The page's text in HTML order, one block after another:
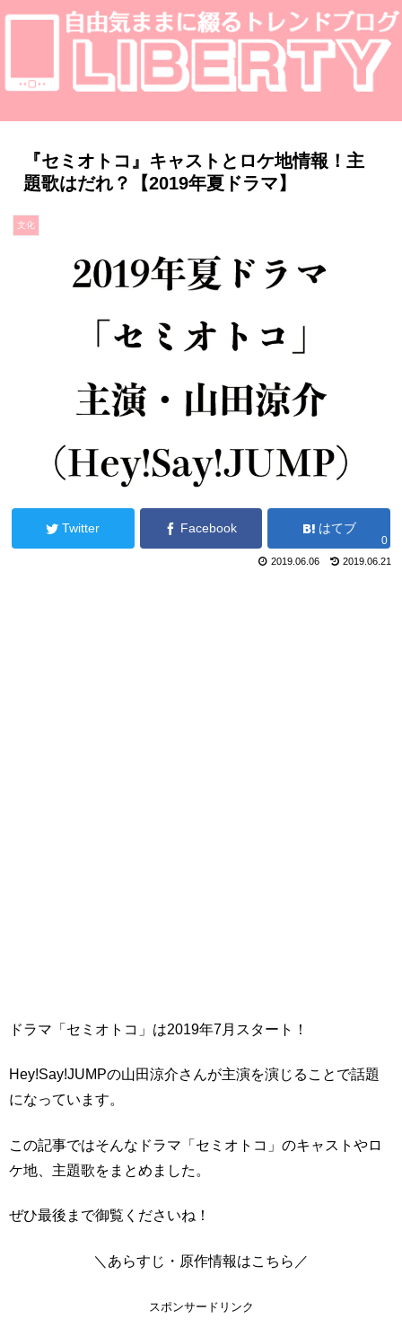
『セミオトコ』キャストとロケ地情報！主
題歌はだれ？【2019年夏ドラマ】
文化
Twitter Facebook はてブ
0
2019.06.21
2019.06.06
ドラマ「セミオトコ」は2019年7月スタート！
Hey!Say!JUMPの山田涼介さんが主演を演じることで話題
になっています。
この記事ではそんなドラマ「セミオトコ」のキャストやロ
ケ地、主題歌をまとめました。
ぜひ最後まで御覧くださいね！
＼あらすじ・原作情報はこちら／
スポンサードリンク